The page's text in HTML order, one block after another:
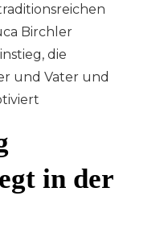
Birchler
die
und Vater und
in der